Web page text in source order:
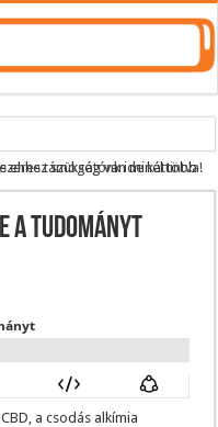
támogatónk ide kattintva!
a tudományt
a csodás alkímia